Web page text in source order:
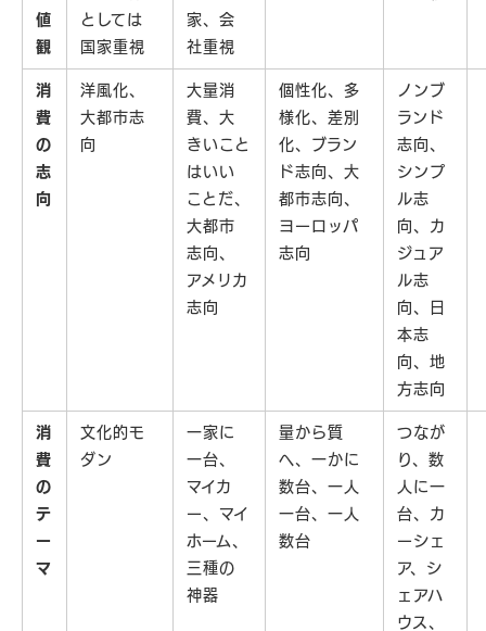
値
観
としては
国家重視
家、会
社重視
消
費
の
志
向
洋風化、
大都市志
向
大量消
費、大
きいこと
はいい
ことだ、
大都市
志向、
アメリカ
志向
個性化、多
様化、差別
化、ブラン
ド志向、大
都市志向、
ヨーロッパ
志向
ノンブ
ランド
志向、
シンプ
ル志
向、カ
ジュア
ル志
向、日
本志
向、地
方志向
消
費
の
テ
ー
マ
文化的モ
ダン
一家に
一台、
マイカ
ー、マイ
ホーム、
三種の
神器
量から質
へ、一かに
数台、一人
一台、一人
数台
つなが
り、数
人に一
台、カ
ーシェ
ア、シ
ェアハ
ウス、